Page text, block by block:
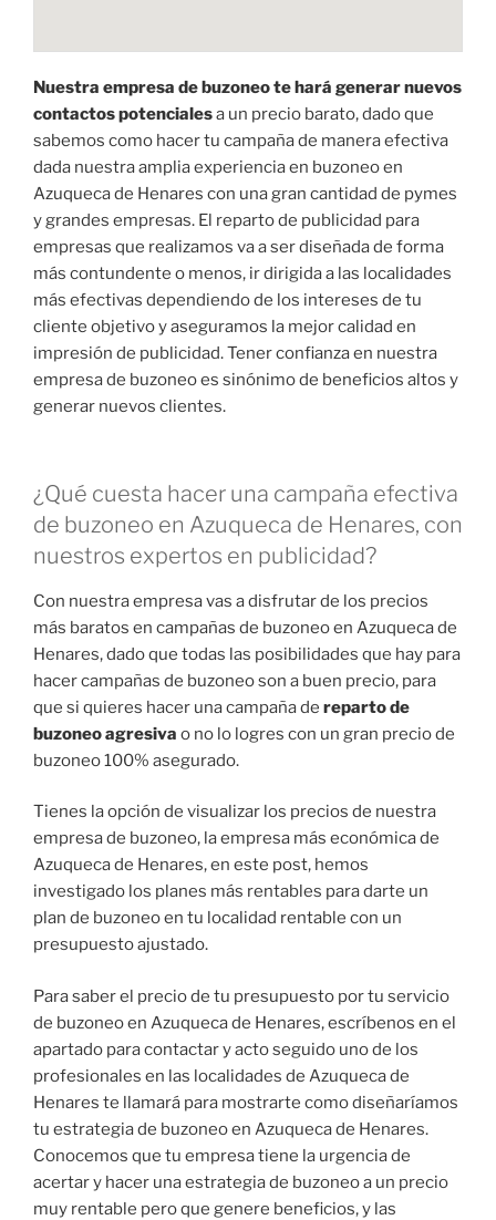
Nuestra empresa de buzoneo te hará generar nuevos
contactos potencialesa un precio barato, dado que
sabemos como hacer tu campaña de manera efectiva
dada nuestra amplia experiencia en buzoneo en
Azuqueca de Henares con una gran cantidad de pymes
y grandes empresas. El reparto de publicidad para
empresas que realizamos va a ser diseñada de forma
más contundente o menos, ir dirigida a las localidades
más efectivas dependiendo de los intereses de tu
cliente objetivo y aseguramos la mejor calidad en
impresión de publicidad. Tener confianza en nuestra
empresa de buzoneo es sinónimo de beneficios altos y
generar nuevos clientes.
¿Qué cuesta hacer una campaña efectiva
de buzoneo en Azuqueca de Henares, con
nuestros expertos en publicidad?
Con nuestra empresa vas a disfrutar de los precios
más baratos en campañas de buzoneo en Azuqueca de
Henares, dado que todas las posibilidades que hay para
hacer campañas de buzoneo son a buen precio, para
que si quieres hacer una campaña de reparto de
buzoneo agresiva o no lo logres con un gran precio de
buzoneo 100% asegurado.
Tienes la opción de visualizar los precios de nuestra
empresa de buzoneo, la empresa más económica de
Azuqueca de Henares, en este post, hemos
investigado los planes más rentables para darte un
plan de buzoneo en tu localidad rentable con un
presupuesto ajustado.
Para saber el precio de tu presupuesto por tu servicio
de buzoneo en Azuqueca de Henares, escríbenos en el
apartado para contactar y acto seguido uno de los
profesionales en las localidades de Azuqueca de
Henares te llamará para mostrarte como diseñaríamos
tu estrategia de buzoneo en Azuqueca de Henares.
Conocemos que tu empresa tiene la urgencia de
acertar y hacer una estrategia de buzoneo a un precio
muy rentable pero que genere beneficios, y las